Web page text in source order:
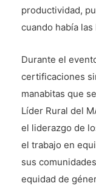
productividad,
cuando había
Durante el
certificaciones
manabitas que
Líder Rural del
el liderazgo de
el trabajo en
sus
equidad de